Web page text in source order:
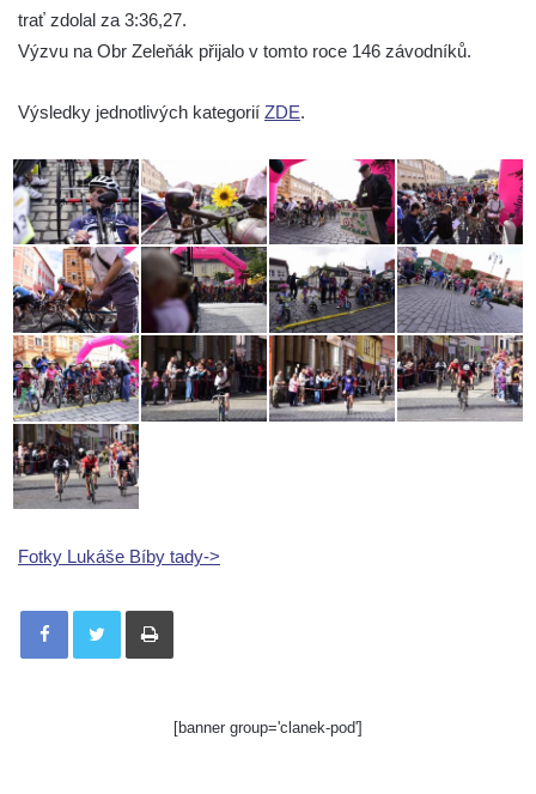
trať zdolal za 3:36,27.
Výzvu na Obr Zeleňák přijalo v tomto roce 146 závodníků.
Výsledky jednotlivých kategorií ZDE.
Fotky Lukáše Bíby tady->
Tisknout
[banner group='clanek-pod']